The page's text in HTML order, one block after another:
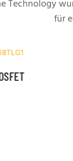
Technology
für